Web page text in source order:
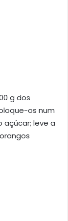
g dos
os num
açúcar; leve a